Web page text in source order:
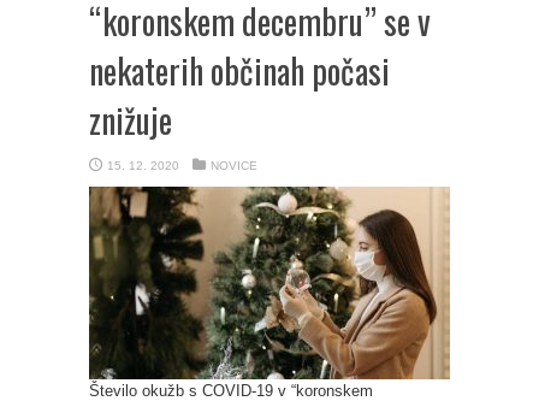
“koronskem decembru” se v
nekaterih občinah počasi
znižuje
15. 12. 2020 NOVICE
Število okužb s COVID-19 v “koronskem